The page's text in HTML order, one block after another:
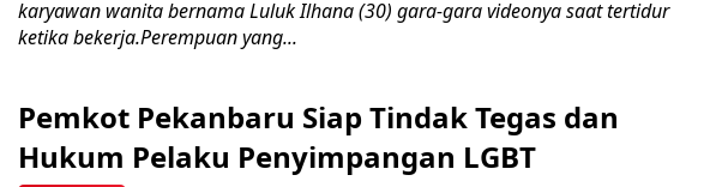
karyawan wanita bernama Luluk Ilhana (30) gara-gara videonya saat tertidur
ketika bekerja.Perempuan yang...
Pemkot Pekanbaru Siap Tindak Tegas dan
Hukum Pelaku Penyimpangan LGBT